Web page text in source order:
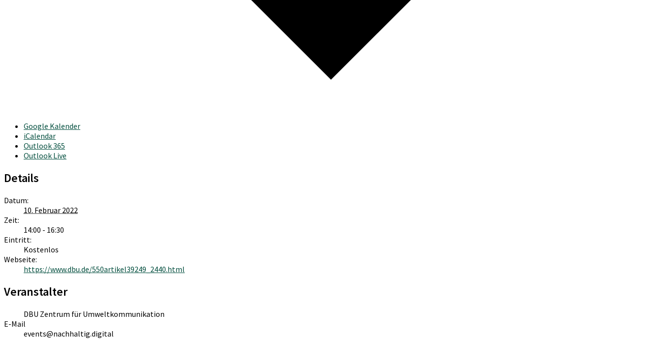
Google Kalender
iCalendar
Outlook 365
Outlook Live
Details
Datum:
10. Februar 2022
Zeit:
14:00 - 16:30
Eintritt:
Kostenlos
Webseite:
https://www.dbu.de/550artikel39249_2440.html
Veranstalter
DBU Zentrum für Umweltkommunikation
E-Mail
events@nachhaltig.digital